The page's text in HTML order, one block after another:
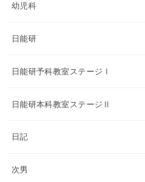
幼児科
日能研
日能研予科教室ステージⅠ
日能研本科教室ステージⅡ
日記
次男